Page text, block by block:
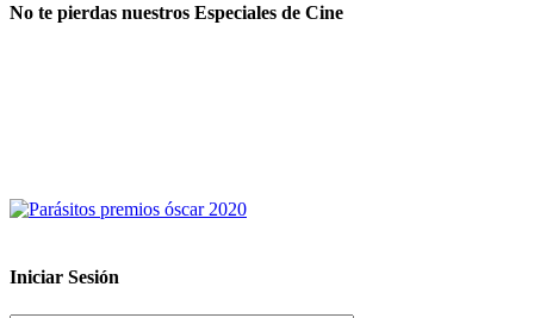
No te pierdas nuestros Especiales de Cine
Iniciar Sesión